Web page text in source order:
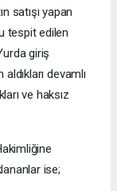
satışı yapan
tespit edilen
giriş
devamlı
ve haksız
ise;